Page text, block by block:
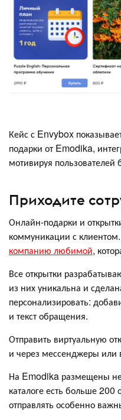
Кейс с Envybox
подарки от Emodika,
мотивируя
Приходите
Онлайн-подарки и
коммуникации с клиентом.
компанию любимой,
Все открытки
из них уникальна и
персонализировать:
и текст обращения.
Отправить виртуальную
и через мессенджеры или
На Emodika размещены
каталоге есть больше
отправлять особенно